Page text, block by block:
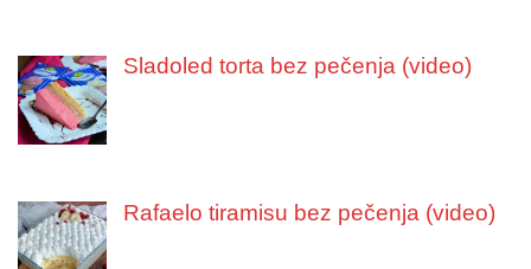
Sladoled torta bez pečenja (video)
Rafaelo tiramisu bez pečenja (video)